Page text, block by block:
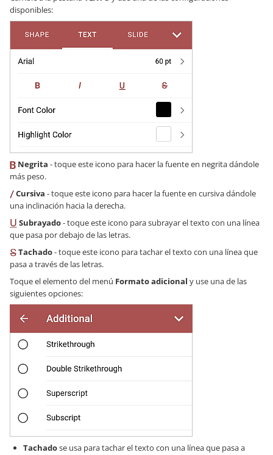
disponibles:
Negrita - toque este icono para hacer la fuente en negrita dándole
más peso.
Cursiva - toque este icono para hacer la fuente en cursiva dándole
una inclinación hacia la derecha.
Subrayado- toque este icono para subrayar el texto con una línea
que pasa por debajo de las letras.
Tachado- toque este icono para tachar el texto con una línea que
pasa a través de las letras.
Toque el elemento del menú Formato adicional y use una de las
siguientes opciones:
Tachadose usa para tachar el texto con una línea que pasa a